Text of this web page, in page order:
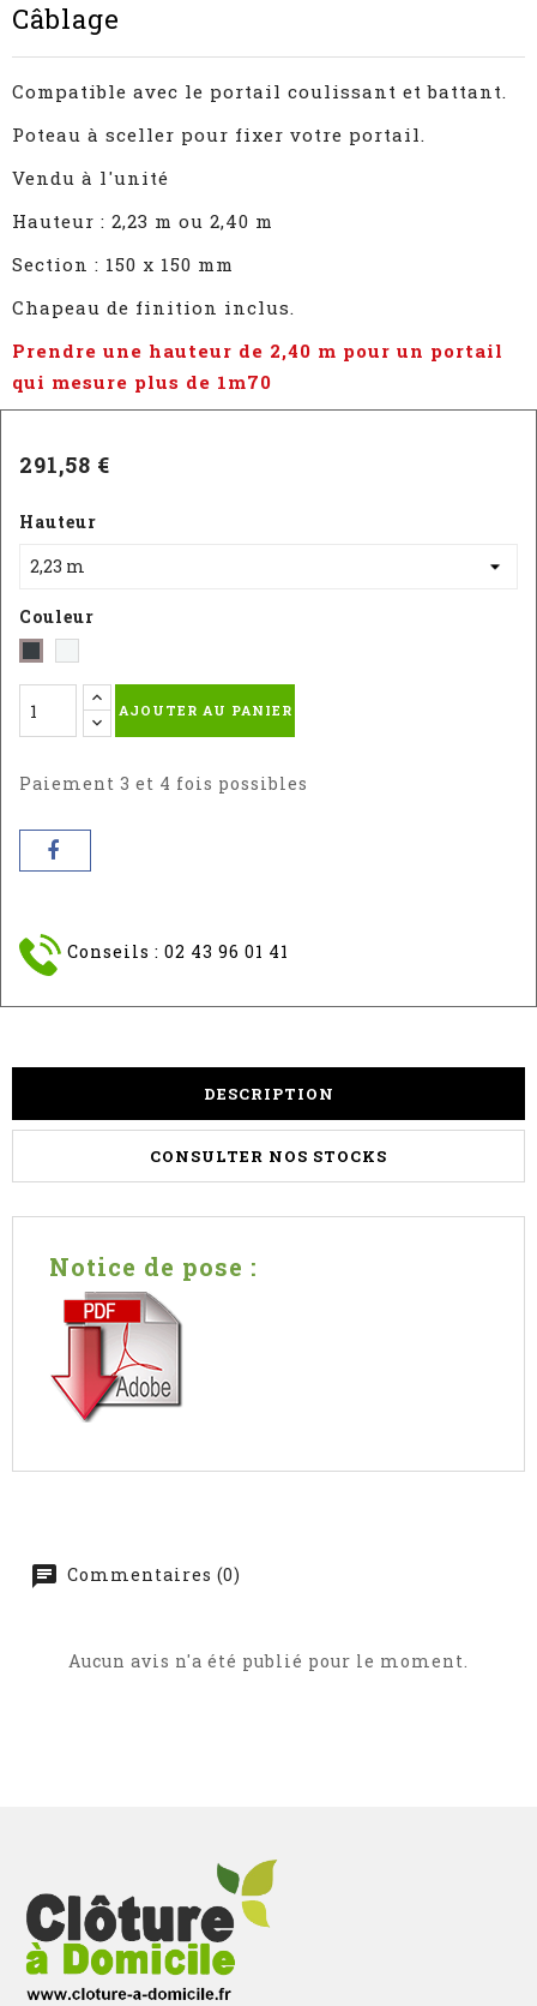
Câblage
Compatible avec le portail coulissant et battant.
Poteau à sceller pour fixer votre portail.
Vendu à l'unité
Hauteur : 2,23 m ou 2,40 m
Section : 150 x 150 mm
Chapeau de finition inclus.
Prendre une hauteur de 2,40 m pour un portail
qui mesure plus de 1m70
291,58 €
Hauteur
Couleur
Gris
-
RAL
7016
satiné
(RAL
AJOUTER AU PANIER
Paiement 3 et 4 fois possibles
Conseils : 02 43 96 01 41
DESCRIPTION
CONSULTER NOS STOCKS
Notice de pose :
Commentaires (0)
Aucun avis n'a été publié pour le moment.